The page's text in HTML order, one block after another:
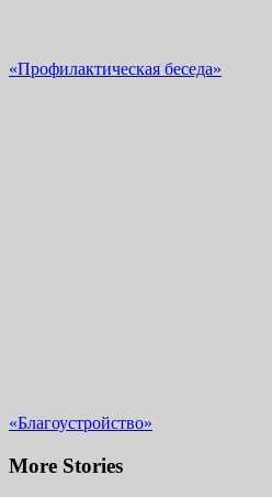
«Профилактическая беседа»
«Благоустройство»
More Stories